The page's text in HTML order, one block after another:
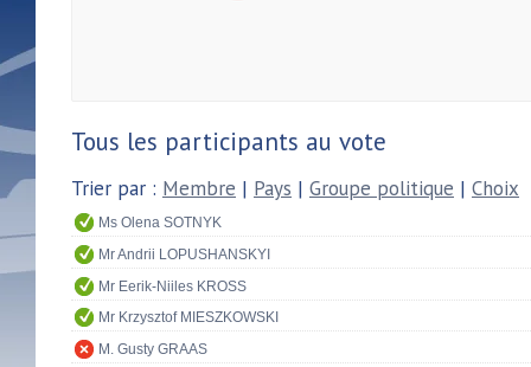
Tous les participants au vote
Trier par : Membre | Pays | Groupe politique | Choix
Ms Olena SOTNYK
Mr Andrii LOPUSHANSKYI
Mr Eerik-Niiles KROSS
Mr Krzysztof MIESZKOWSKI
M. Gusty GRAAS